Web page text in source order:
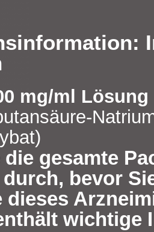
mg/ml
die gesamte
bevor
dieses
wichtige